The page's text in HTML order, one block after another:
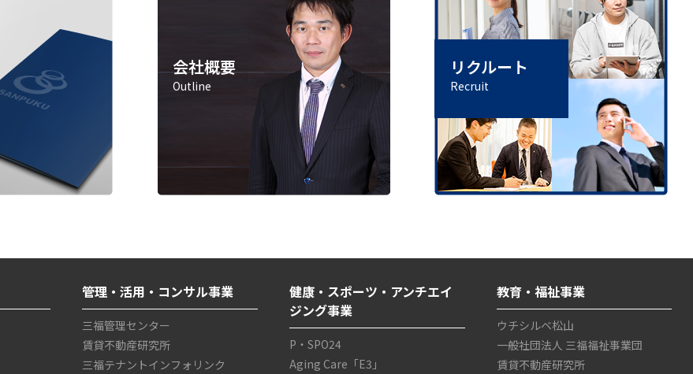
会社概要
Outline
リクルート
Recruit
管理・活用・コンサル事業
三福管理センター
賃貸不動産研究所
三福テナントインフォリンク
健康・スポーツ・アンチエイ
ジング事業
P・SPO24
Aging Care「E3」
教育・福祉事業
ウチシルベ松山
一般社団法人 三福福祉事業団
賃貸不動産研究所